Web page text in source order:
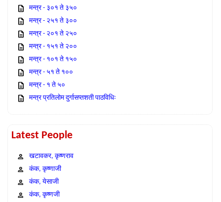
मन्त्र - ३०१ ते ३५०
मन्त्र - २५१ ते ३००
मन्त्र - २०१ ते २५०
मन्त्र - १५१ ते २००
मन्त्र - १०१ ते १५०
मन्त्र - ५१ ते १००
मन्त्र - १ ते ५०
मन्त्र प्रतिलोम दुर्गासप्तशती पाठविधिः
Latest People
खटावकर, कृष्णराव
कंक, कृष्णाजी
कंक, येसाजी
कंक, कृष्णजी